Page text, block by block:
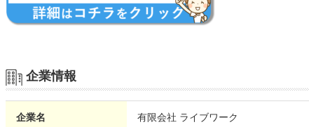
企業情報
企業名 有限会社 ライブワーク